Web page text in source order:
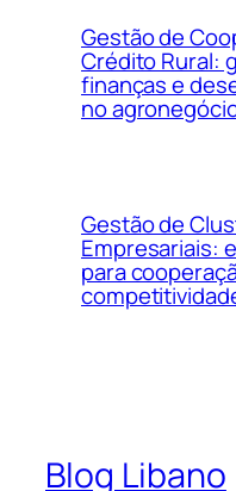
Gestão de
Crédito Rural:
finanças e
no
Gestão de
Empresariais:
para
Blog Libano